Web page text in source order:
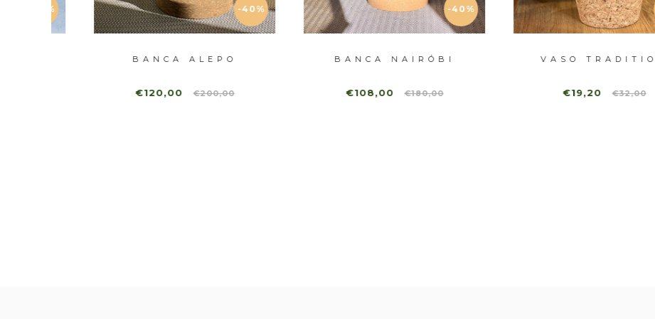
-40%
BANCA ALEPO
€120,00 €200,00
-40%
BANCA NAIRÓBI
€108,00 €180,00
-40%
VASO TRADITION
€19,20 €32,00